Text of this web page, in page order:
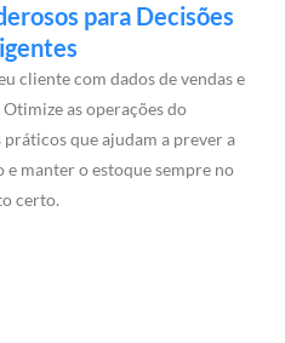
para Decisões
cliente com dados de vendas e
as operações do
que ajudam a prever a
manter o estoque sempre no
certo.